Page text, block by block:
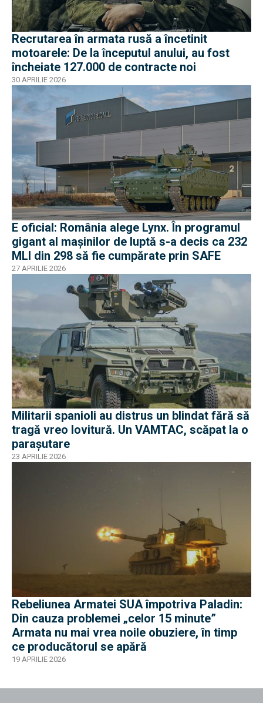
Recrutarea în armata rusă a încetinit
motoarele: De la începutul anului, au fost
încheiate 127.000 de contracte noi
30 APRILIE 2026
E oficial: România alege Lynx. În programul
gigant al mașinilor de luptă s-a decis ca 232
MLI din 298 să fie cumpărate prin SAFE
27 APRILIE 2026
Militarii spanioli au distrus un blindat fără să
tragă vreo lovitură. Un VAMTAC, scăpat la o
parașutare
23 APRILIE 2026
Rebeliunea Armatei SUA împotriva Paladin:
Din cauza problemei „celor 15 minute”
Armata nu mai vrea noile obuziere, în timp
ce producătorul se apără
19 APRILIE 2026